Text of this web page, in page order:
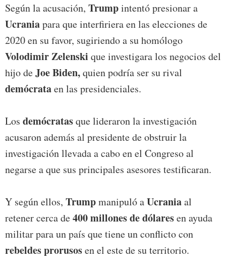
Según la acusación, Trumpintentó presionar a
Ucraniapara que interfiriera en las elecciones de
2020 en su favor, sugiriendo a su homólogo
Volodimir Zelenski que investigara los negocios del
hijo deJoe Biden,quien podría ser su rival
demócrataen las presidenciales.
Los demócratasque lideraron la investigación
acusaron además al presidente de obstruir la
investigación llevada a cabo en el Congreso al
negarse a que sus principales asesores testificaran.
Y según ellos, Trumpmanipuló aUcraniaal
retener cerca de400 millones de dólaresen ayuda
militar para un país que tiene un conflicto con
rebeldes prorusosen el este de su territorio.